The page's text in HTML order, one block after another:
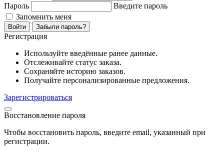
Пароль
Введите пароль
Запомнить меня
Войти Забыли пароль?
Регистрация
Используйте введённые ранее данные.
Отслеживайте статус заказа.
Сохраняйте историю заказов.
Получайте персонализированные предложения.
Зарегистрироваться
Восстановление пароля
Чтобы восстановить пароль, введите email, указанный при
регистрации.